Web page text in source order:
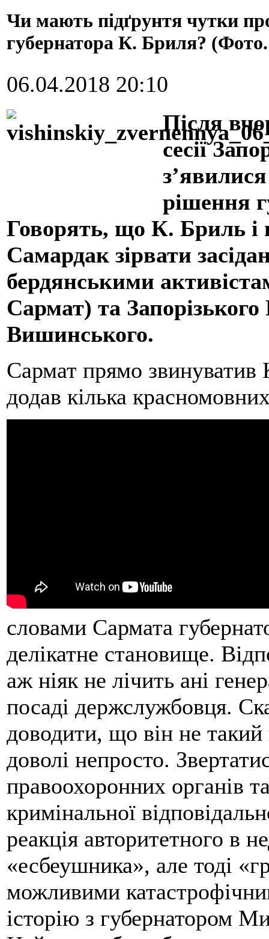
Чи мають підґрунтя чутки
губернатора К. Бриля? (Фото.
06.04.2018 20:10
Після
сесії
рішення
Говорять, що К. Бриль і
Самардак зірвати
бердянськими
Сармат) та
Вишинського.
Сармат прямо звинуватив
додав кілька
словами Сармата
делікатне становище.
аж ніяк не лічить ані
посаді держслужбовця.
доводити, що він не
доволі непросто.
правоохоронних органів
кримінальної
реакція авторитетного в
«есбеушника», але тоді
можливими
історію з губернатором